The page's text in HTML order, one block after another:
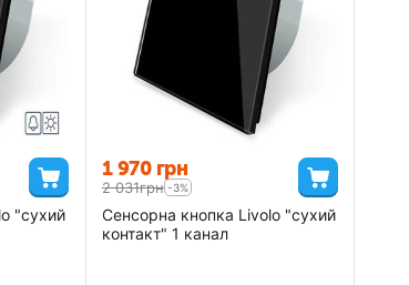
"сухий
1 970 грн
2 031грн -3%
Сенсорна кнопка Livolo "сухий
контакт" 1 канал